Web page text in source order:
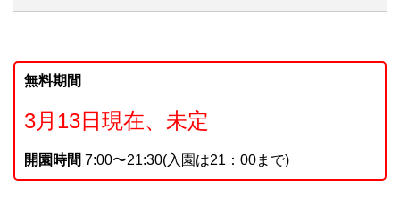
無料期間
3月13日現在、未定
開園時間 7:00〜21:30(入園は21：00まで)